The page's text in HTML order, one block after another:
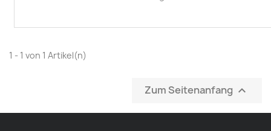
1 - 1 von 1 Artikel(n)
Zum Seitenanfang 